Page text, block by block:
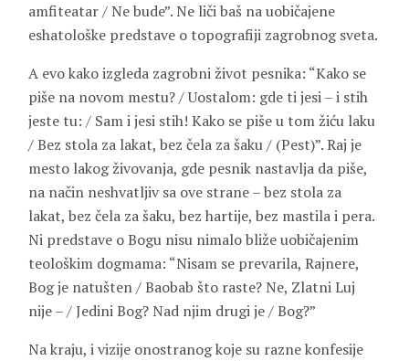
amfiteatar / Ne bude”. Ne liči baš na uobičajene
eshatološke predstave o topografiji zagrobnog sveta.
A evo kako izgleda zagrobni život pesnika: “Kako se
piše na novom mestu? / Uostalom: gde ti jesi – i stih
jeste tu: / Sam i jesi stih! Kako se piše u tom žiću laku
/ Bez stola za lakat, bez čela za šaku / (Pest)”. Raj je
mesto lakog živovanja, gde pesnik nastavlja da piše,
na način neshvatljiv sa ove strane – bez stola za
lakat, bez čela za šaku, bez hartije, bez mastila i pera.
Ni predstave o Bogu nisu nimalo bliže uobičajenim
teološkim dogmama: “Nisam se prevarila, Rajnere,
Bog je natušten / Baobab što raste? Ne, Zlatni Luj
nije – / Jedini Bog? Nad njim drugi je / Bog?”
Na kraju, i vizije onostranog koje su razne konfesije